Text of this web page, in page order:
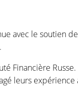
avec le soutien
Financière
leurs